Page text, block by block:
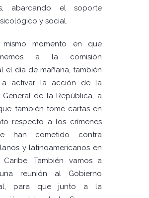
abarcando el soporte
y social.
momento en que
a la comisión
el día de mañana, también
a activar la acción de la
General de la República, a
también tome cartas en
respecto a los crímenes
han cometido contra
y latinoamericanos en
También vamos a
reunión al Gobierno
para que junto a la